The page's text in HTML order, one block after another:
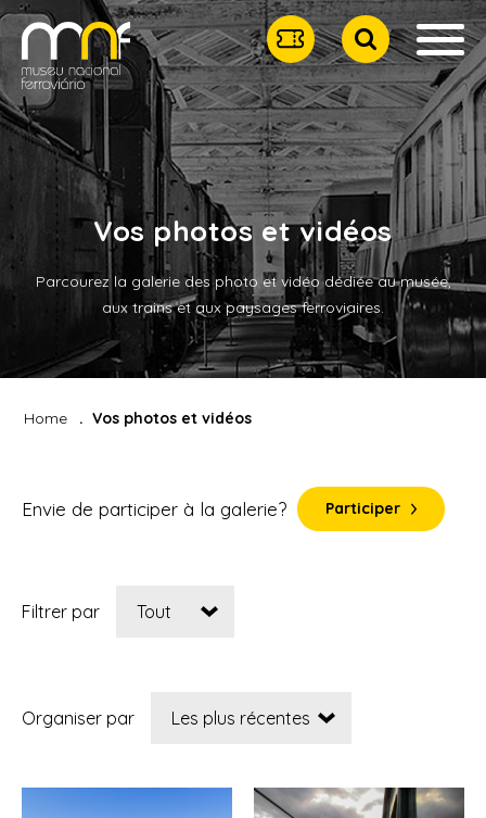
Vos photos et vidéos
Parcourez la galerie des photo et vidéo dédiée au musée,
aux trains et aux paysages ferroviaires.
Home Vos photos et vidéos
Envie de participer à la galerie? Participer
Filtrer par
Organiser par